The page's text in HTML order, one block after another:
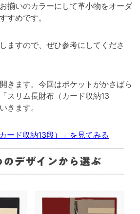
揃いのカラーにして革小物をオーダ
すめです。
ますので、ぜひ参考にしてくださ
きます。今回はポケットがかさばら
スリム長財布（カード収納13
きます。
ード収納13段）」を見てみる